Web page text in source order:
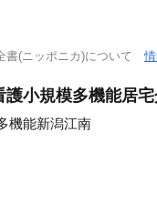
書(ニッポニカ)について
小規模多機能居
機能新潟江南